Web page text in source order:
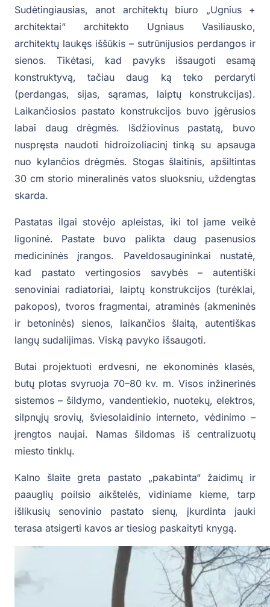
Sudėtingiausias, anot architektų biuro „Ugnius +
architektai“ architekto Ugniaus Vasiliausko,
architektų laukęs iššūkis – sutrūnijusios perdangos ir
sienos. Tikėtasi, kad pavyks išsaugoti esamą
konstruktyvą, tačiau daug ką teko perdaryti
(perdangas, sijas, sąramas, laiptų konstrukcijas).
Laikančiosios pastato konstrukcijos buvo įgėrusios
labai daug drėgmės. Išdžiovinus pastatą, buvo
nuspręsta naudoti hidroizoliacinį tinką su apsauga
nuo kylančios drėgmės. Stogas šlaitinis, apšiltintas
30 cm storio mineralinės vatos sluoksniu, uždengtas
skarda.
Pastatas ilgai stovėjo apleistas, iki tol jame veikė
ligoninė. Pastate buvo palikta daug pasenusios
medicininės įrangos. Paveldosaugininkai nustatė,
kad pastato vertingosios savybės – autentiški
senoviniai radiatoriai, laiptų konstrukcijos (turėklai,
pakopos), tvoros fragmentai, atraminės (akmeninės
ir betoninės) sienos, laikančios šlaitą, autentiškas
langų sudalijimas. Viską pavyko išsaugoti.
Butai projektuoti erdvesni, ne ekonominės klasės,
butų plotas svyruoja 70–80 kv. m. Visos inžinerinės
sistemos – šildymo, vandentiekio, nuotekų, elektros,
silpnųjų srovių, šviesolaidinio interneto, vėdinimo –
įrengtos naujai. Namas šildomas iš centralizuotų
miesto tinklų.
Kalno šlaite greta pastato „pakabinta“ žaidimų ir
paauglių poilsio aikštelės, vidiniame kieme, tarp
išlikusių senovinio pastato sienų, įkurdinta jauki
terasa atsigerti kavos ar tiesiog paskaityti knygą.